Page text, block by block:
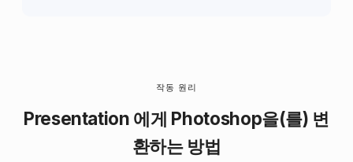
작동 원리
Presentation 에게 Photoshop을(를) 변
환하는 방법